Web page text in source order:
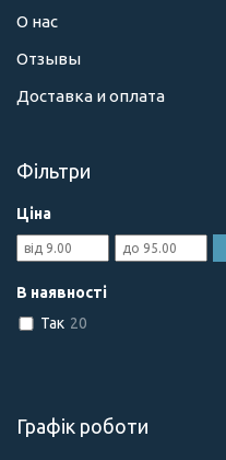
О нас
Отзывы
Доставка и оплата
Фільтри
Ціна
В наявності
Так 20
Графік роботи